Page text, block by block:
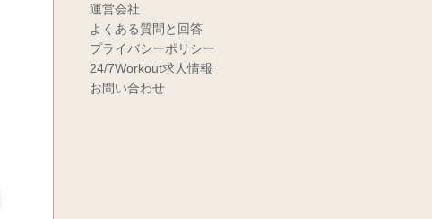
運営会社
よくある質問と回答
プライバシーポリシー
24/7Workout求人情報
お問い合わせ